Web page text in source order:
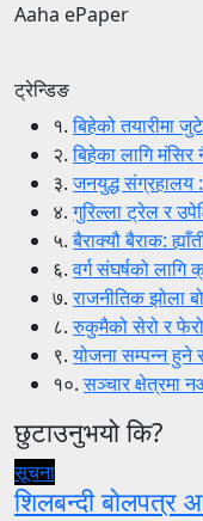
Aaha ePaper
ट्रेन्डिङ
१.बिहेको तयारीमा
२.बिहेका लागि मंसिर
३.जनयुद्ध संग्रहालय
४.गुरिल्ला ट्रेल र
५.बैराक्यौ बैराक:
६.वर्ग संघर्षको लागि
७.राजनीतिक झोला
८.रुकुमैको सेरो र फेरो
९.योजना सम्पन्न हुने
१०.सञ्चार क्षेत्रमा
छुटाउनुभयो कि?
सूचना
शिलबन्दी बोलपत्र